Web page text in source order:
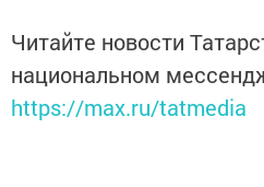
Читайте новости
национальном
https://max.ru/tatmedia